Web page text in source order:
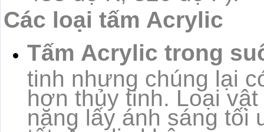
Các loại tấm Acrylic
Tấm Acrylic trong
tinh nhưng chúng lại
hơn thủy tinh. Loại
năng lấy ánh sáng tối